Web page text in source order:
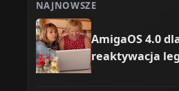
NAJNOWSZE
AmigaOS 4.0
reaktywacja